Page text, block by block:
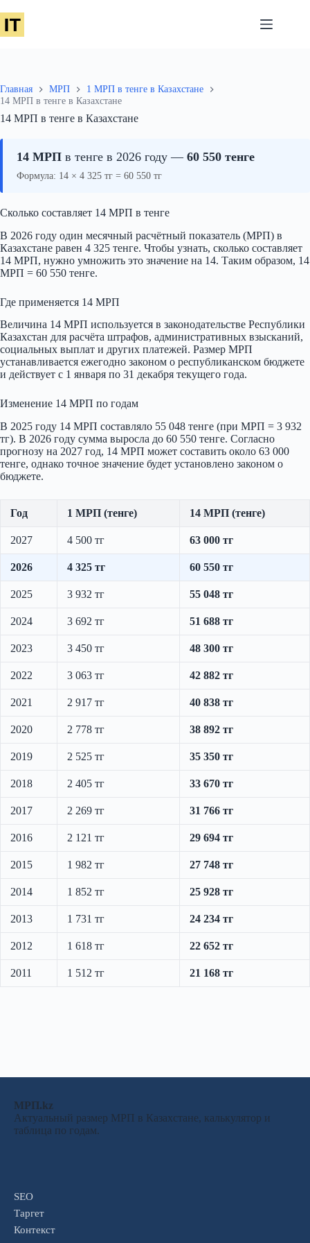
сути
Главная МРП
1 МРП в тенге в Казахстане
14 МРП в тенге в Казахстане
14 МРП в тенге в Казахстане
14 МРП в тенге в 2026 году — 60 550 тенге
Формула: 14 × 4 325 тг = 60 550 тг
Сколько составляет 14 МРП в тенге
В 2026 году один месячный расчётный показатель (МРП) в
Казахстане равен 4 325 тенге. Чтобы узнать, сколько составляет
14 МРП, нужно умножить это значение на 14. Таким образом, 14
МРП = 60 550 тенге.
Где применяется 14 МРП
Величина 14 МРП используется в законодательстве Республики
Казахстан для расчёта штрафов, административных взысканий,
социальных выплат и других платежей. Размер МРП
устанавливается ежегодно законом о республиканском бюджете
и действует с 1 января по 31 декабря текущего года.
Изменение 14 МРП по годам
В 2025 году 14 МРП составляло 55 048 тенге (при МРП = 3 932
тг). В 2026 году сумма выросла до 60 550 тенге. Согласно
прогнозу на 2027 год, 14 МРП может составить около 63 000
тенге, однако точное значение будет установлено законом о
бюджете.
Год 1 МРП (тенге) 14 МРП (тенге)
2027 4 500 тг 63 000 тг
2026 4 325 тг 60 550 тг
2025 3 932 тг 55 048 тг
2024 3 692 тг 51 688 тг
2023 3 450 тг 48 300 тг
2022 3 063 тг 42 882 тг
2021 2 917 тг 40 838 тг
2020 2 778 тг 38 892 тг
2019 2 525 тг 35 350 тг
2018 2 405 тг 33 670 тг
2017 2 269 тг 31 766 тг
2016 2 121 тг 29 694 тг
2015 1 982 тг 27 748 тг
2014 1 852 тг 25 928 тг
2013 1 731 тг 24 234 тг
2012 1 618 тг 22 652 тг
2011 1 512 тг 21 168 тг
МРП.kz
Актуальный размер МРП в Казахстане, калькулятор и
таблица по годам.
SEO
Таргет
Контекст